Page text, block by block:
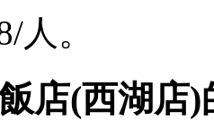
人。
店(西湖店